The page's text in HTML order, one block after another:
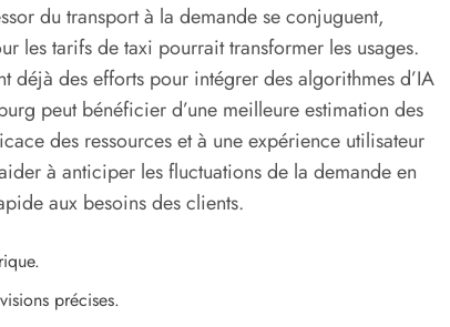
du transport à la demande se conjuguent,
les tarifs de taxi pourrait transformer les usages.
des efforts pour intégrer des algorithmes d’IA
peut bénéficier d’une meilleure estimation des
des ressources et à une expérience utilisateur
à anticiper les fluctuations de la demande en
aux besoins des clients.
précises.